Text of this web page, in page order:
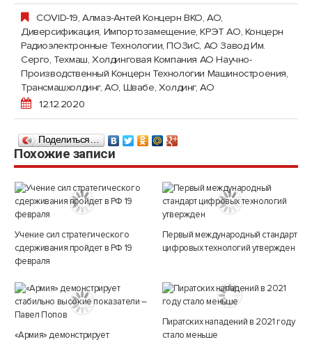
COVID-19,Алмаз-Антей Концерн ВКО, АО,
Диверсификация, Импортозамещение,КРЭТ АО, Концерн
Радиоэлектронные Технологии,ПОЗиС, АО Завод Им.
Серго, Техмаш, Холдинговая Компания АО Научно-
Производственный Концерн Технологии Машиностроения,
Трансмашхолдинг, АО, Швабе, Холдинг, АО
12.12.2020
Поделиться…
Похожие записи
Учение сил стратегического
сдерживания пройдет в РФ 19
февраля
Первый международный стандарт
цифровых технологий утвержден
«Армия» демонстрирует
Пиратских нападений в 2021 году
стало меньше